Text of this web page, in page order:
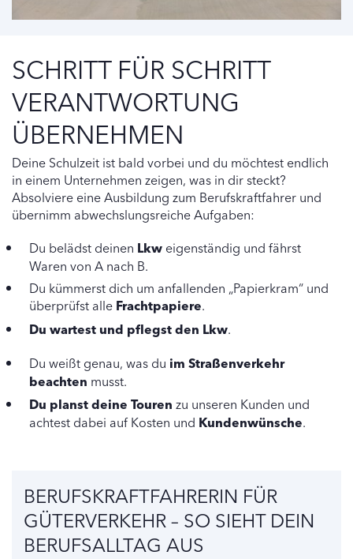
SCHRITT FÜR SCHRITT
VERANTWORTUNG
ÜBERNEHMEN
Deine Schulzeit ist bald vorbei und du möchtest endlich
in einem Unternehmen zeigen, was in dir steckt?
Absolviere eine Ausbildung zum Berufskraftfahrer und
übernimm abwechslungsreiche Aufgaben:
Du belädst deinen Lkw eigenständig und fährst
Waren von A nach B.
Du kümmerst dich um anfallenden „Papierkram“ und
überprüfst alle Frachtpapiere.
Du wartest und pflegst den Lkw.
Du weißt genau, was du im Straßenverkehr
beachten musst.
Du planst deine Touren zu unseren Kunden und
achtest dabei auf Kosten und Kundenwünsche.
BERUFSKRAFTFAHRERIN FÜR
GÜTERVERKEHR – SO SIEHT DEIN
BERUFSALLTAG AUS